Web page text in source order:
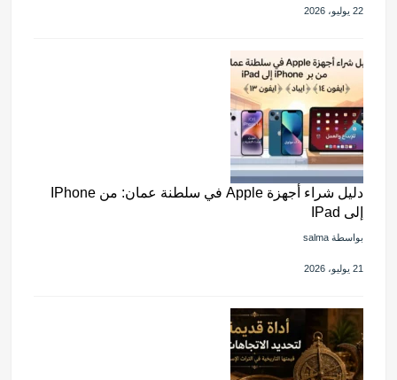
22 يوليو، 2026
دليل شراء أجهزة Apple في سلطنة عمان: من IPhone
إلى IPad
بواسطة salma
21 يوليو، 2026